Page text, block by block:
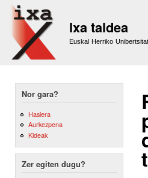
Ixa taldea
Euskal Herriko
Nor gara?
Hasiera
Aurkezpena
Kideak
Zer egiten dugu?